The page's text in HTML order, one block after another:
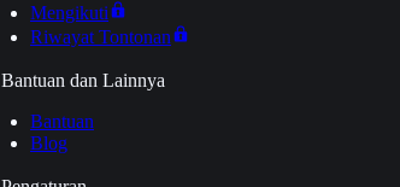
Mengikuti
Riwayat Tontonan
Bantuan dan Lainnya
Bantuan
Blog